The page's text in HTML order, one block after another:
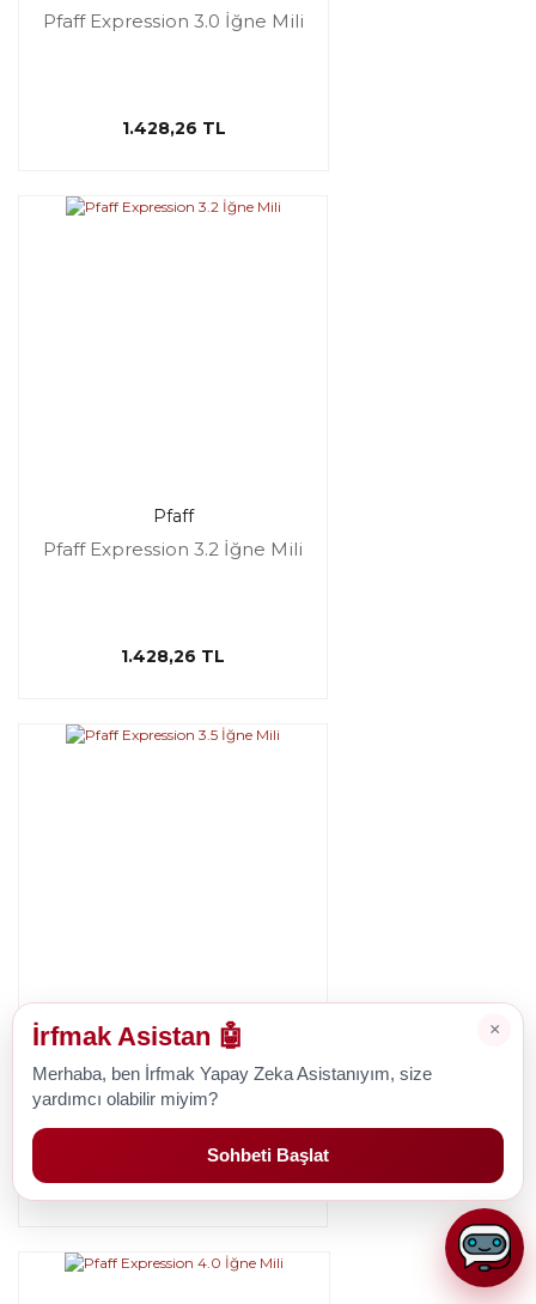
Pfaff Expression 3.0 İğne Mili
1.428,26 TL
Pfaff
Pfaff Expression 3.2 İğne Mili
1.428,26 TL
Pfaff
Pfaff Expression 3.5 İğne Mili
1.428,26 TL
×
İrfmak Asistan 🤖
Merhaba, ben İrfmak Yapay Zeka Asistanıyım, size
yardımcı olabilir miyim?
Sohbeti Başlat